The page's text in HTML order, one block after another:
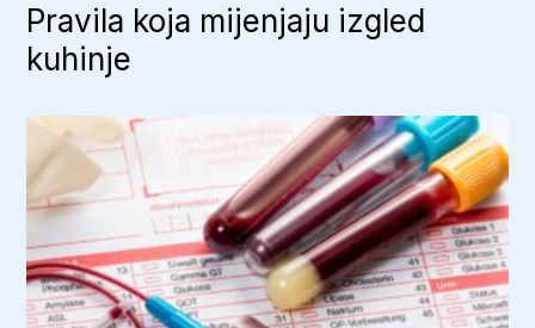
Pravila koja mijenjaju izgled
kuhinje